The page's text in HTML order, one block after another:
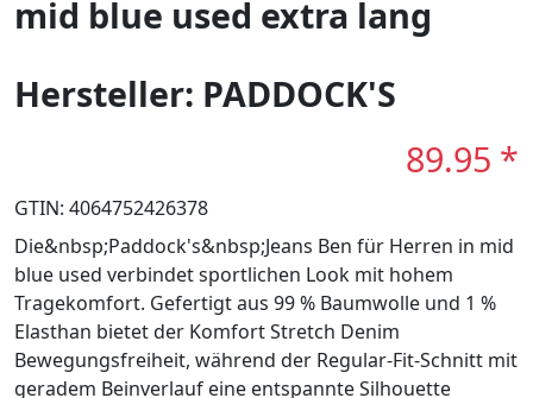
mid blue used extra lang
Hersteller: PADDOCK'S
89.95 *
GTIN: 4064752426378
Die&nbsp;Paddock's&nbsp;Jeans Ben für Herren in mid
blue used verbindet sportlichen Look mit hohem
Tragekomfort. Gefertigt aus 99 % Baumwolle und 1 %
Elasthan bietet der Komfort Stretch Denim
Bewegungsfreiheit, während der Regular-Fit-Schnitt mit
geradem Beinverlauf eine entspannte Silhouette